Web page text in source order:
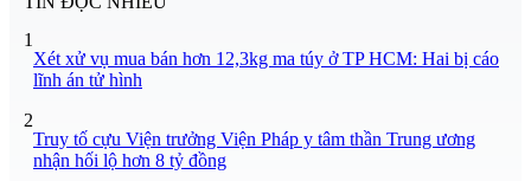
1
Xét xử vụ mua bán hơn 12,3kg ma túy ở TP HCM: Hai bị cáo
lĩnh án tử hình
2
Truy tố cựu Viện trưởng Viện Pháp y tâm thần Trung ương
nhận hối lộ hơn 8 tỷ đồng